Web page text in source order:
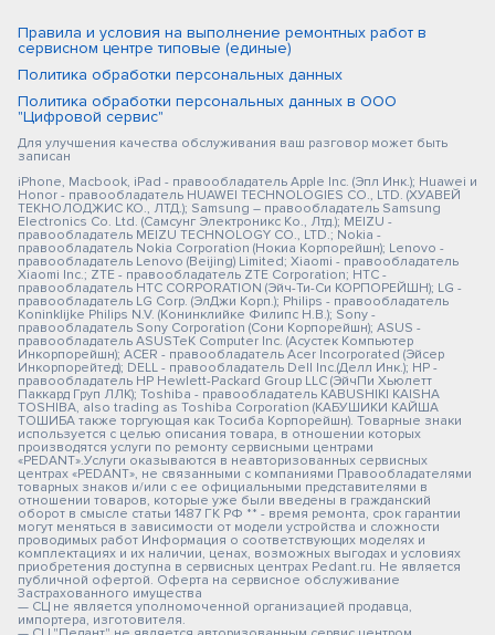
Правила и условия на выполнение ремонтных работ в
сервисном центре типовые (единые)
Политика обработки персональных данных
Политика обработки персональных данных в ООО
"Цифровой сервис"
Для улучшения качества обслуживания ваш разговор может быть
записан
iPhone, Macbook, iPad - правообладатель Apple Inc. (Эпл Инк.); Huawei и
Honor - правообладатель HUAWEI TECHNOLOGIES CO., LTD. (ХУАВЕЙ
ТЕКНОЛОДЖИС КО., ЛТД.); Samsung – правообладатель Samsung
Electronics Co. Ltd. (Самсунг Электроникс Ко., Лтд.); MEIZU -
правообладатель MEIZU TECHNOLOGY CO., LTD.; Nokia -
правообладатель Nokia Corporation (Нокиа Корпорейшн); Lenovo -
правообладатель Lenovo (Beijing) Limited; Xiaomi - правообладатель
Xiaomi Inc.; ZTE - правообладатель ZTE Corporation; HTC -
правообладатель HTC CORPORATION (Эйч-Ти-Си КОРПОРЕЙШН); LG -
правообладатель LG Corp. (ЭлДжи Корп.); Philips - правообладатель
Koninklijke Philips N.V. (Конинклийке Филипс Н.В.); Sony -
правообладатель Sony Corporation (Сони Корпорейшн); ASUS -
правообладатель ASUSTeK Computer Inc. (Асустек Компьютер
Инкорпорейшн); ACER - правообладатель Acer Incorporated (Эйсер
Инкорпорейтед); DELL - правообладатель Dell Inc.(Делл Инк.); HP -
правообладатель HP Hewlett-Packard Group LLC (ЭйчПи Хьюлетт
Паккард Груп ЛЛК); Toshiba - правообладатель KABUSHIKI KAISHA
TOSHIBA, also trading as Toshiba Corporation (КАБУШИКИ КАЙША
ТОШИБА также торгующая как Тосиба Корпорейшн). Товарные знаки
используется с целью описания товара, в отношении которых
производятся услуги по ремонту сервисными центрами
«PEDANT».Услуги оказываются в неавторизованных сервисных
центрах «PEDANT», не связанными с компаниями Правообладателями
товарных знаков и/или с ее официальными представителями в
отношении товаров, которые уже были введены в гражданский
оборот в смысле статьи 1487 ГК РФ ** - время ремонта, срок гарантии
могут меняться в зависимости от модели устройства и сложности
проводимых работ Информация о соответствующих моделях и
комплектациях и их наличии, ценах, возможных выгодах и условиях
приобретения доступна в сервисных центрах Pedant.ru. Не является
публичной офертой. Оферта на сервисное обслуживание
Застрахованного имущества
— СЦ не является уполномоченной организацией продавца,
импортера, изготовителя.